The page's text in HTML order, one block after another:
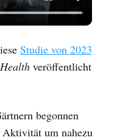
Studie von 2023
veröffentlicht
begonnen
um nahezu